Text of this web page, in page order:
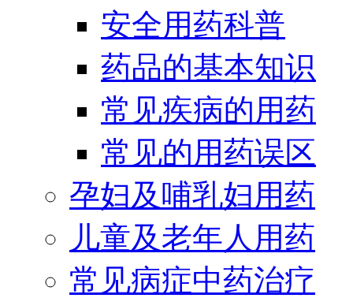
安全用药科普
药品的基本知识
常见疾病的用药
常见的用药误区
孕妇及哺乳妇用药
儿童及老年人用药
常见病症中药治疗